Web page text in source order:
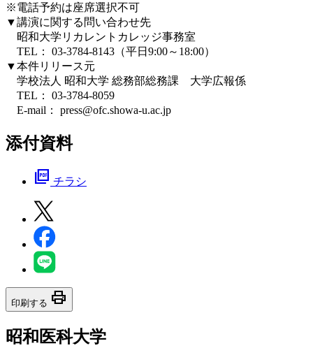
※電話予約は座席選択不可
▼講演に関する問い合わせ先
昭和大学リカレントカレッジ事務室
TEL： 03-3784-8143（平日9:00～18:00）
▼本件リリース元
学校法人 昭和大学 総務部総務課 大学広報係
TEL： 03-3784-8059
E-mail： press@ofc.showa-u.ac.jp
添付資料
picture_as_pdf チラシ
印刷する print
昭和医科大学